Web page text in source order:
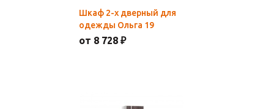
Шкаф 2-х дверный для
одежды Ольга 19
от 8 728 ₽